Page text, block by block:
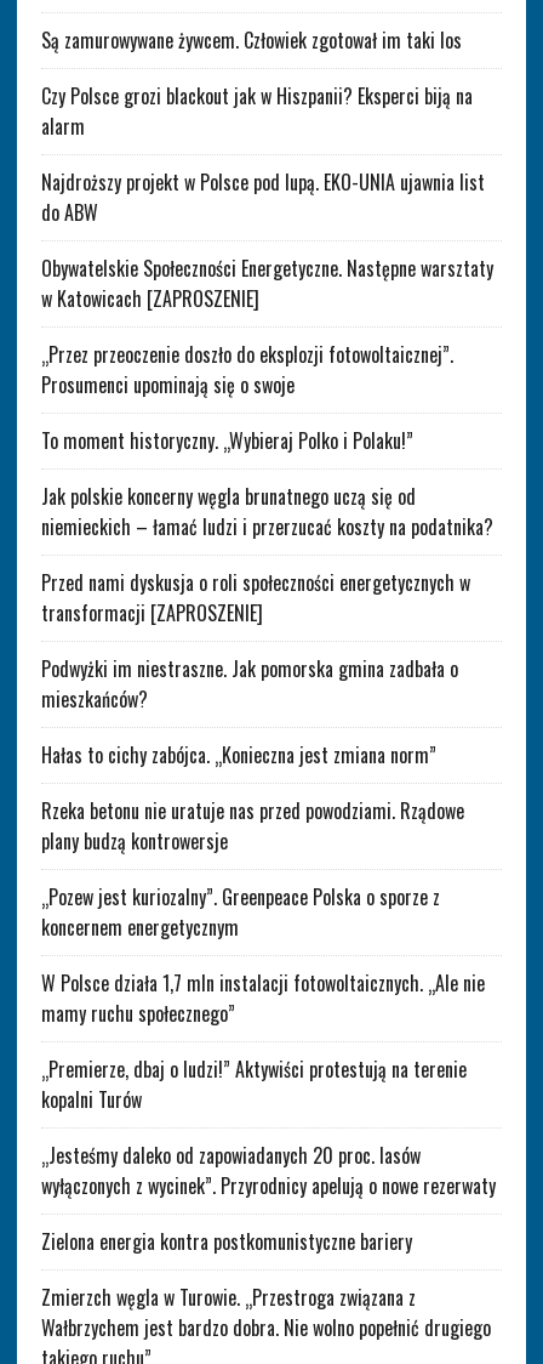
Są zamurowywane żywcem. Człowiek zgotował im taki los
Czy Polsce grozi blackout jak w Hiszpanii? Eksperci biją na
alarm
Najdroższy projekt w Polsce pod lupą. EKO-UNIA ujawnia list
do ABW
Obywatelskie Społeczności Energetyczne. Następne warsztaty
w Katowicach [ZAPROSZENIE]
„Przez przeoczenie doszło do eksplozji fotowoltaicznej”.
Prosumenci upominają się o swoje
To moment historyczny. „Wybieraj Polko i Polaku!”
Jak polskie koncerny węgla brunatnego uczą się od
niemieckich – łamać ludzi i przerzucać koszty na podatnika?
Przed nami dyskusja o roli społeczności energetycznych w
transformacji [ZAPROSZENIE]
Podwyżki im niestraszne. Jak pomorska gmina zadbała o
mieszkańców?
Hałas to cichy zabójca. „Konieczna jest zmiana norm”
Rzeka betonu nie uratuje nas przed powodziami. Rządowe
plany budzą kontrowersje
„Pozew jest kuriozalny”. Greenpeace Polska o sporze z
koncernem energetycznym
W Polsce działa 1,7 mln instalacji fotowoltaicznych. „Ale nie
mamy ruchu społecznego”
„Premierze, dbaj o ludzi!” Aktywiści protestują na terenie
kopalni Turów
„Jesteśmy daleko od zapowiadanych 20 proc. lasów
wyłączonych z wycinek”. Przyrodnicy apelują o nowe rezerwaty
Zielona energia kontra postkomunistyczne bariery
Zmierzch węgla w Turowie. „Przestroga związana z
Wałbrzychem jest bardzo dobra. Nie wolno popełnić drugiego
takiego ruchu”